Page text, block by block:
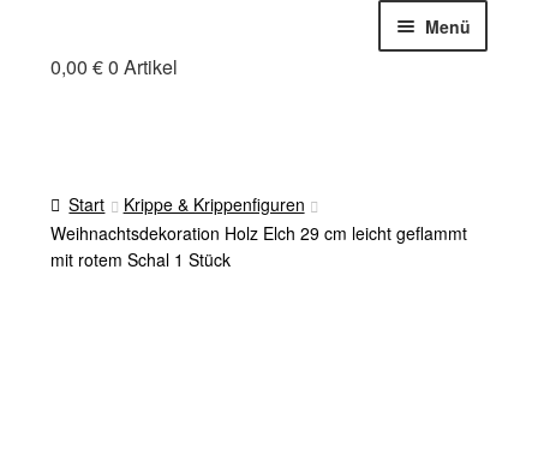
springen
springen
Menü
Holzfuchs Chris
Zahlung und Versand
Cookie-Richtlinie (EU)
0,00 €0 Artikel
Start
Krippe & Krippenfiguren
Weihnachtsdekoration Holz Elch 29 cm leicht geflammt
mit rotem Schal 1 Stück